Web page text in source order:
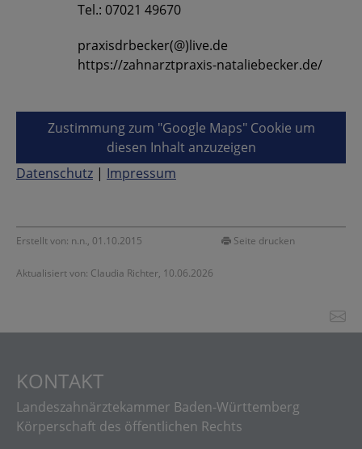
Tel.: 07021 49670
praxisdrbecker(@)live.de
https://zahnarztpraxis-nataliebecker.de/
Zustimmung zum "Google Maps" Cookie um
diesen Inhalt anzuzeigen
Datenschutz | Impressum
Erstellt von: n.n., 01.10.2015
Aktualisiert von: Claudia Richter, 10.06.2026
Seite drucken
KONTAKT
Landeszahnärztekammer Baden-Württemberg
Körperschaft des öffentlichen Rechts